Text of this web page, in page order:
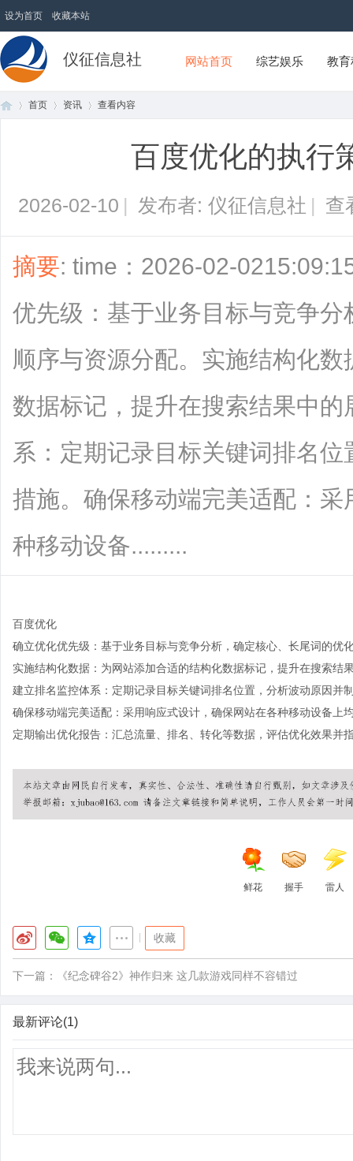
设为首页 收藏本站
仪征信息社 网站首页 综艺娱乐 教
首页 资讯 查看内容
百度优化的执行
2026-02-10 | 发布者: 仪征信息社 | 查
摘要: time：2026-02-
优先级：基于业务目标与竞争
顺序与资源分配。实施结构化
数据标记，提升在搜索结果中
系：定期记录目标关键词排名
措施。确保移动端完美适配：
种移动设备.........
time： 2026-02-02 15:09:15 onclick： 8
百度优化
确立优化优先级：基于业务目标与竞争分析，确定核心、长尾词的优
实施结构化数据：为网站添加合适的结构化数据标记，提升在搜索结
建立排名监控体系：定期记录目标关键词排名位置，分析波动原因并
确保移动端完美适配：采用响应式设计，确保网站在各种移动设备上
定期输出优化报告：汇总流量、排名、转化等数据，评估优化效果并
鲜花 握手 雷人
收藏
下一篇： 《纪念碑谷2》神作归来 这几款游戏同样不容错过
最新评论(1)